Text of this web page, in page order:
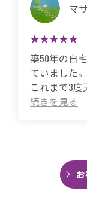
マ
築50年の自
ていました。
これまで3度
箇所は修繕
がなく雨の
今回は絶対
思い毎日口
くことがで